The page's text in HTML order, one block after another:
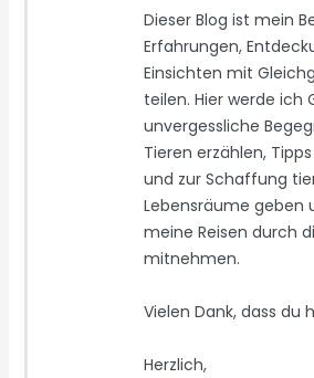
Dieser Blog ist mein
Erfahrungen,
Einsichten mit
teilen. Hier werde ich
unvergessliche
Tieren erzählen,
und zur Schaffung
Lebensräume geben
meine Reisen durch
mitnehmen.
Vielen Dank, dass du
Herzlich,